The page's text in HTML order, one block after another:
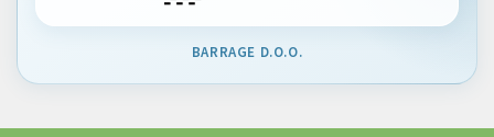
BARRAGE D.O.O.